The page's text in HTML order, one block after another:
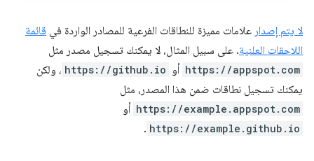
لا يتم إصدار علامات مميزة للنطاقات الفرعية للمصادر الواردة في قائمة
اللاحقات العلنية. على سبيل المثال، لا يمكنك تسجيل مصدر مثل
https://appspot.com أو https://github.io ، ولكن
يمكنك تسجيل نطاقات ضمن هذا المصدر، مثل
https://example.appspot.com أو
https://example.github.io
.